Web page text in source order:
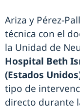
Ariza y Pérez-
técnica con el
la Unidad de
Hospital Beth
(Estados
tipo de
directo durante